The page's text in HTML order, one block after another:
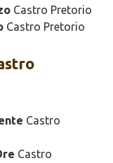
Castro Pretorio
Castro Pretorio
Castro
Castro